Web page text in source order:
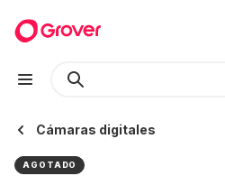
Cámaras digitales
AGOTADO